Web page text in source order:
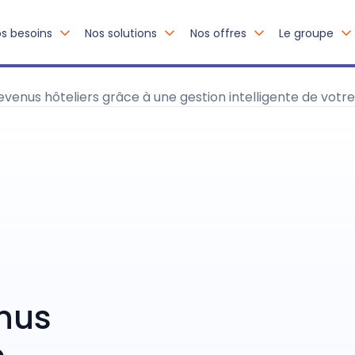
besoins Nos solutions Nos offres Le groupe
hôteliers grâce à une gestion intelligente de